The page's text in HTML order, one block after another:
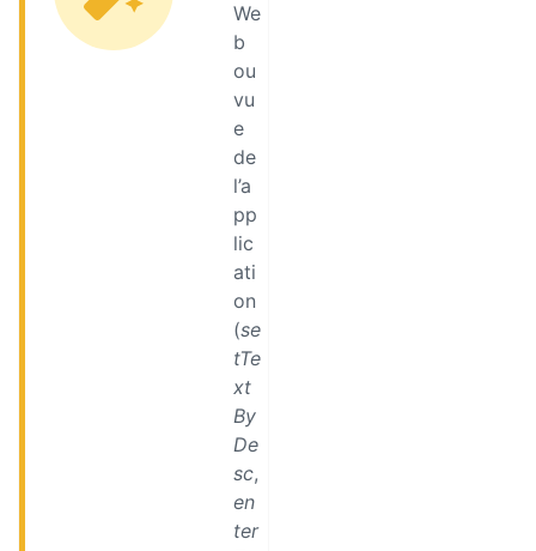
We
b
ou
vu
e
de
l’a
pp
lic
ati
on
(se
tTe
xt
By
De
sc,
en
ter